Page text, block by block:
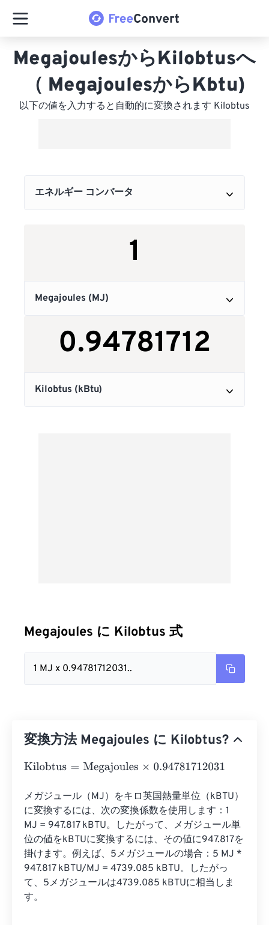
MegajoulesからKilobtusへ
（ MegajoulesからKbtu)
以下の値を入力すると自動的に変換されます Kilobtus
Megajoules に Kilobtus 式
1 MJ x 0.94781712031..
変換方法 Megajoules に Kilobtus?
Kilobtus=Megajoules×0.94781712031
メガジュール（MJ）をキロ英国熱量単位（kBTU）
に変換するには、次の変換係数を使用します：1
MJ = 947.817 kBTU。したがって、メガジュール単
位の値をkBTUに変換するには、その値に947.817を
掛けます。例えば、5メガジュールの場合：5 MJ *
947.817 kBTU/MJ = 4739.085 kBTU。したがっ
て、5メガジュールは4739.085 kBTUに相当しま
す。